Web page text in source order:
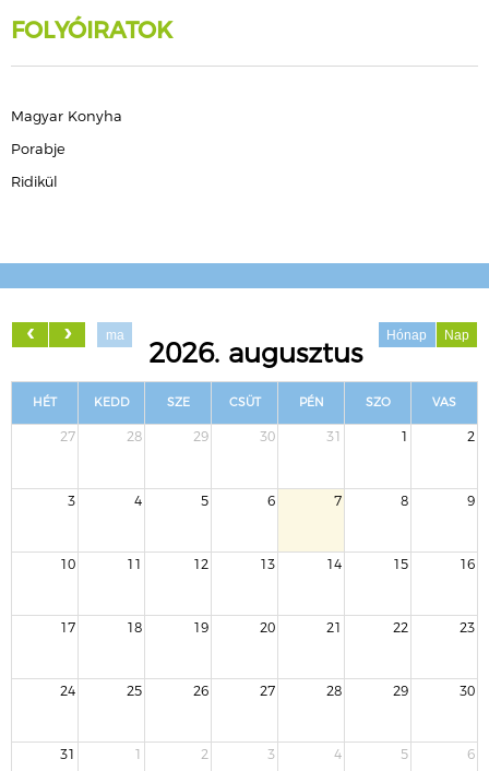
FOLYÓIRATOK
Magyar Konyha
Porabje
Ridikül
ma Hónap Nap
2026. augusztus
HÉT KEDD SZE CSÜT PÉN SZO VAS
27 28 29 30 31 1 2
3 4 5 6 7 8 9
10 11 12 13 14 15 16
17 18 19 20 21 22 23
24 25 26 27 28 29 30
31 1 2 3 4 5 6